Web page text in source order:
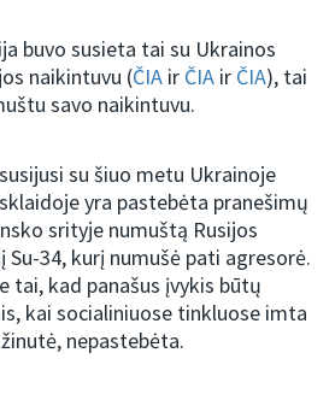
buvo susieta tai su Ukrainos
naikintuvu (ČIA ir ČIA ir ČIA), tai
savo naikintuvu.
su šiuo metu Ukrainoje
yra pastebėta pranešimų
srityje numuštą Rusijos
34, kurį numušė pati agresorė.
tai, kad panašus įvykis būtų
kai socialiniuose tinkluose imta
nepastebėta.